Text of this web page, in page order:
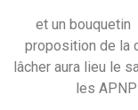
et un bouquetin
proposition de la
lâcher aura lieu le
les